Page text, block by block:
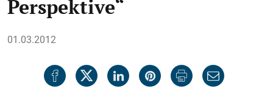
Perspektive“
01.03.2012